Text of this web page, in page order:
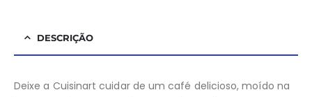
DESCRIÇÃO
Deixe a Cuisinart cuidar de um café delicioso, moído na